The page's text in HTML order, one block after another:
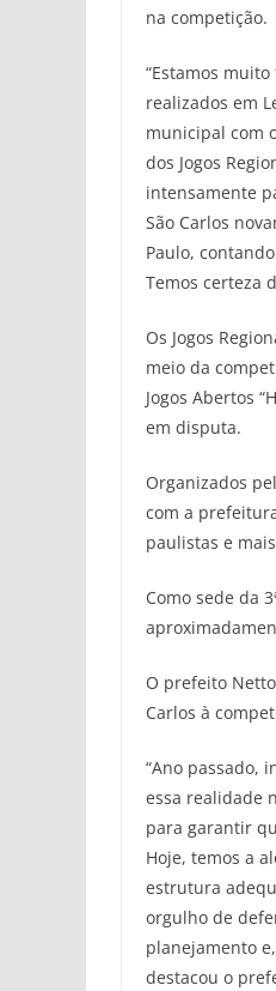
na competição.
“Estamos
realizados em
municipal com
dos Jogos
intensamente
São Carlos
Paulo,
Temos certeza
Os Jogos
meio da
Jogos Abertos
em disputa.
Organizados
com a
paulistas e
Como sede da
O prefeito
Carlos à
“Ano passado,
essa realidade
para garantir
Hoje, temos a
estrutura
orgulho de
planejamento
destacou o